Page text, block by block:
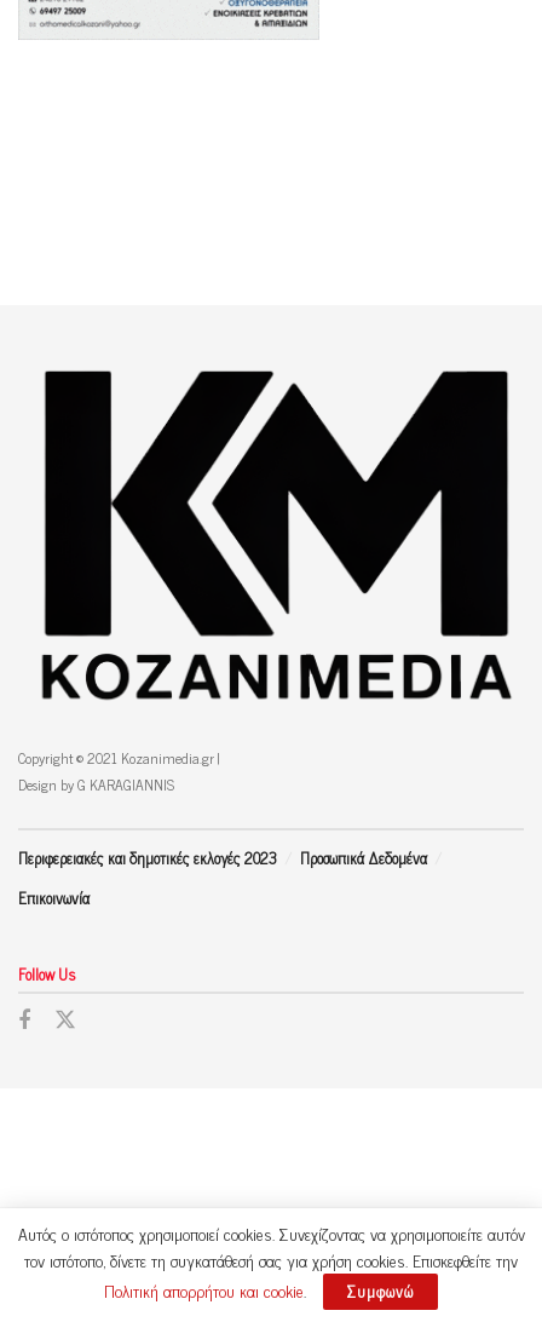
Copyright © 2021 Kozanimedia.gr |
Design by G KARAGIANNIS
Περιφερειακές και δημοτικές εκλογές 2023
Προσωπικά Δεδομένα
Επικοινωνία
Follow Us
Αυτός ο ιστότοπος χρησιμοποιεί cookies. Συνεχίζοντας να χρησιμοποιείτε αυτόν
τον ιστότοπο, δίνετε τη συγκατάθεσή σας για χρήση cookies. Επισκεφθείτε την
Πολιτική απορρήτου και cookie. Συμφωνώ